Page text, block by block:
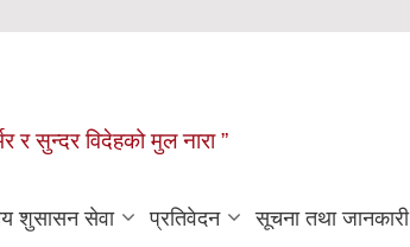
र सुन्दर विदेहको मुल नारा ”
शुसासन सेवा प्रतिवेदन सूचना तथा जानकारी